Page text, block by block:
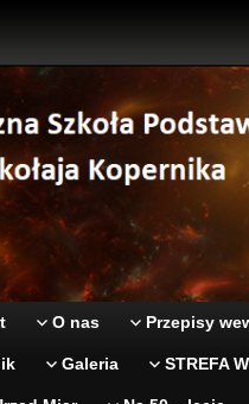
O nas Przepisy
Galeria STREFA